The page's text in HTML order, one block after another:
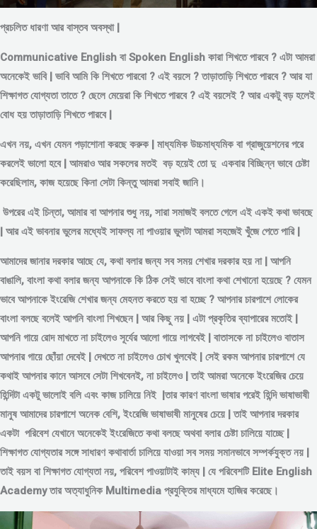
প্রচলিত ধারণা আর বাস্তব অবস্থা |
Communicative English বা Spoken English কারা শিখতে পারবে ? এটা আমরা
অনেকেই ভাবি | ভাবি আমি কি শিখতে পারবো ? এই বয়সে ?তাড়াতাড়ি শিখতে পারবে ? আর যা
শিক্ষাগত যোগ্যতা তাতে ? ছেলে মেয়েরা কি শিখতে পারবে ? এই বয়সেই ? আর একটু বড় হলেই
বোধ হয় তাড়াতাড়ি শিখতে পারবে |
এখন নয়, এখন যেমন পড়াশোনা করছে করুক | মাধ্যমিক উচ্চমাধ্যমিক বা গ্রাজুয়েশনের পরে
করলেই ভালো হবে | আমরাও আর সকলের মতই বড় হয়েই তো দু একবার বিচ্ছিন্নভাবেচেষ্টা
করেছিলাম, কাজ হয়েছে কিনা সেটা কিন্তু আমরা সবাই জানি।
উপরের এই চিন্তা, আমার বা আপনার শুধু নয়, সারা সমাজই বলতে গেলে এই একই কথা ভাবছে
| আর এই ভাবনার ভুলের মধ্যেই সাফল্য না পাওয়ার ভুলটা আমরা সহজেই খুঁজে পেতে পারি |
আমাদের জানার দরকার আছে যে, কথা বলার জন্য সব সময় শেখার দরকার হয় না | আপনি
বাঙালি, বাংলা কথা বলার জন্য আপনাকে কি ঠিক সেই ভাবে বাংলা কথা শেখানো হয়েছে ? যেমন
ভাবে আপনাকে ইংরেজি শেখার জন্য মেহনত করতে হয় বা হচ্ছে ? আপনার চারপাশে লোকের
বাংলা বলছে বলেই আপনি বাংলা শিখছেন | আর কিছু নয় | এটা প্রকৃতির ব্যাপারের মতোই |
আপনি গায়ে রোদ মাখতে না চাইলেও সূর্যের আলো গায়ে লাগবেই | বাতাসকে না চাইলেও বাতাস
আপনার গায়ে ছোঁয়া দেবেই | দেখতে না চাইলেও চোখ খুলবেই | সেই রকম আপনার চারপাশে যে
কথাই আপনার কানে আসবে সেটা শিখবেনই, না চাইলেও | তাই আমরা অনেকে ইংরেজির চেয়ে
হিন্দিটা একটু ভালোই বলি এবং কাজ চালিয়ে নিই |তার কারণ বাংলা ভাষার পরেই হিন্দি ভাষাভাষী
মানুষ আমাদের চারপাশে অনেক বেশি, ইংরেজি ভাষাভাষী মানুষের চেয়ে | তাই আপনার দরকার
একটা পরিবেশ যেখানে অনেকেই ইংরেজিতে কথা বলছে অথবা বলার চেষ্টা চালিয়ে যাচ্ছে |
শিক্ষাগত যোগ্যতার সঙ্গে সাধারণ কথাবার্তা চালিয়ে যাওয়া সব সময় সমানভাবে সম্পর্কযুক্ত নয় |
তাই বয়স বা শিক্ষাগত যোগ্যতা নয়, পরিবেশ পাওয়াটাই কাম্য | যে পরিবেশটি Elite English
Academy তার অত্যাধুনিক Multimedia প্রযুক্তির মাধ্যমে হাজির করেছে।